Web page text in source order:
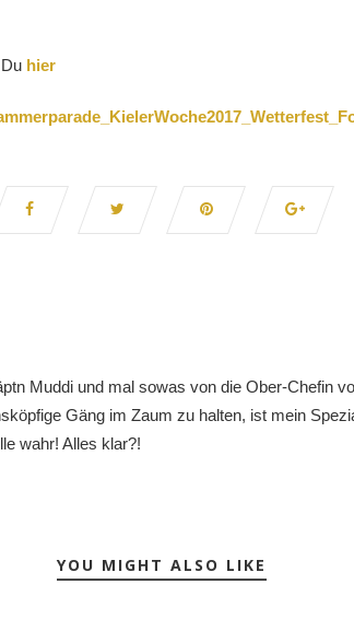
hier
Muddi und mal sowas von die Ober-Chefin
Gäng im Zaum zu halten, ist mein
wahr! Alles klar?!
YOU MIGHT ALSO LIKE